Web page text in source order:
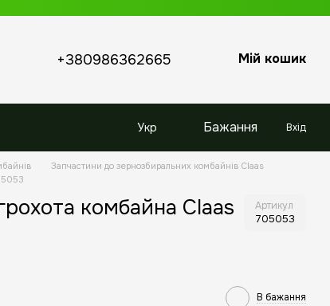
+380986362665 Мій кошик
Укр Бажання Вхід
Запчастини до зернозбиральних комбайнів Claas
комбайна Claas
Артикул
705053
В бажання